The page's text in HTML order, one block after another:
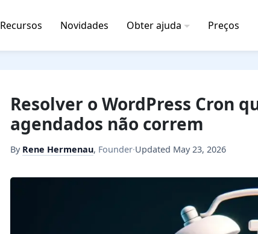
Recursos Novidades Obter ajuda Preços
Resolver o WordPress Cron
agendados não correm
By Rene Hermenau, Founder·Updated May 23, 2026